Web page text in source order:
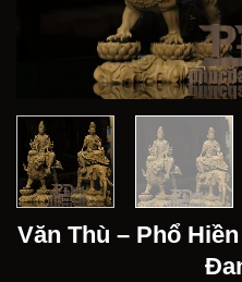
Văn Thù – Phổ